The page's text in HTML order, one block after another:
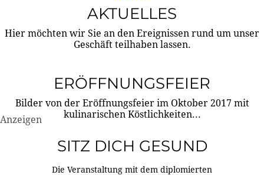
AKTUELLES
Hier möchten wir Sie an den Ereignissen rund um unser
Geschäft teilhaben lassen.
ERÖFFNUNGSFEIER
Bilder von der Eröffnungsfeier im Oktober 2017 mit
kulinarischen Köstlichkeiten...
Anzeigen
SITZ DICH GESUND
Die Veranstaltung mit dem diplomierten